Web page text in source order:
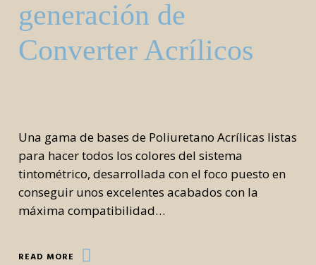
generación de
Converter Acrílicos
Una gama de bases de Poliuretano Acrílicas listas
para hacer todos los colores del sistema
tintométrico, desarrollada con el foco puesto en
conseguir unos excelentes acabados con la
máxima compatibilidad…
READ MORE